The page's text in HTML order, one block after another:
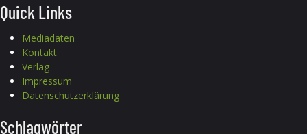
Quick Links
Mediadaten
Kontakt
Verlag
Impressum
Datenschutzerklärung
Schlagwörter